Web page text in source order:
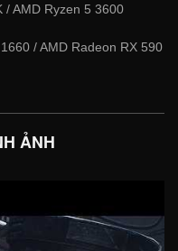
/ AMD Ryzen 5 3600
/ AMD Radeon RX 590
ẢNH